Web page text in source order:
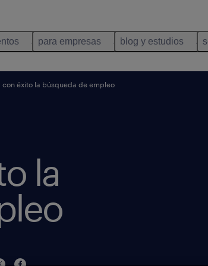
para empresas blog y estudios
éxito la búsqueda de empleo
la